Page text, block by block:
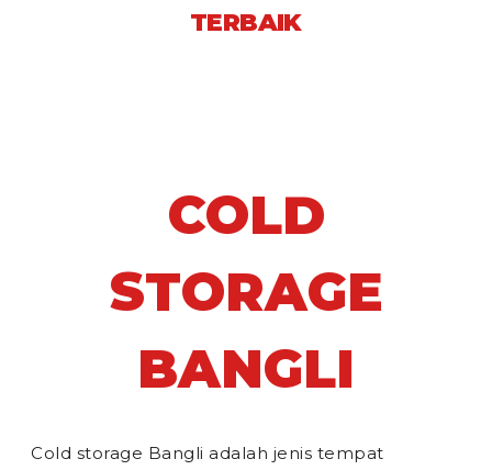
TERBAIK
COLD
STORAGE
BANGLI
Cold storage Bangli adalah jenis tempat